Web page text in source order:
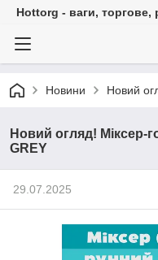
Hottorg - ваги, торгове,
Новини Новий
Новий огляд! Міксер-
GREY
29.07.2025